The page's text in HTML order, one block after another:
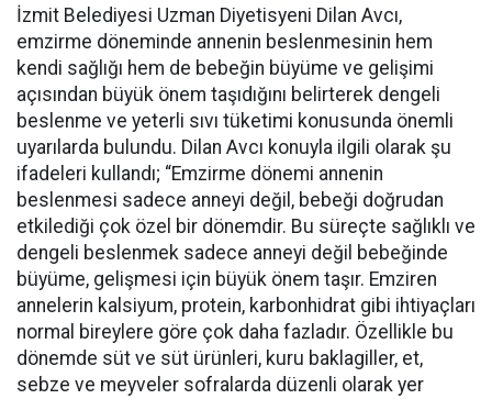
İzmit Belediyesi Uzman Diyetisyeni Dilan Avcı,
emzirme döneminde annenin beslenmesinin hem
kendi sağlığı hem de bebeğin büyüme ve gelişimi
açısından büyük önem taşıdığını belirterek dengeli
beslenme ve yeterli sıvı tüketimi konusunda önemli
uyarılarda bulundu. Dilan Avcı konuyla ilgili olarak şu
ifadeleri kullandı; “Emzirme dönemi annenin
beslenmesi sadece anneyi değil, bebeği doğrudan
etkilediği çok özel bir dönemdir. Bu süreçte sağlıklı ve
dengeli beslenmek sadece anneyi değil bebeğinde
büyüme, gelişmesi için büyük önem taşır. Emziren
annelerin kalsiyum, protein, karbonhidrat gibi ihtiyaçları
normal bireylere göre çok daha fazladır. Özellikle bu
dönemde süt ve süt ürünleri, kuru baklagiller, et,
sebze ve meyveler sofralarda düzenli olarak yer